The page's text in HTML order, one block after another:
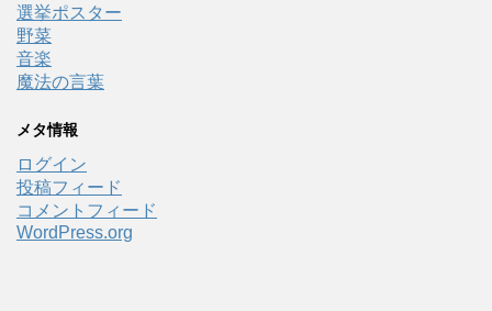
選挙ポスター
野菜
音楽
魔法の言葉
メタ情報
ログイン
投稿フィード
コメントフィード
WordPress.org